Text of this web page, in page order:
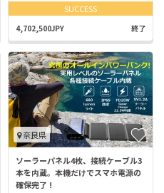
SUCCESS
4,702,500JPY 終了
奈良県
ソーラーパネル4枚、接続ケーブル3
本を内蔵。本機だけでスマホ電源の
確保完了 !